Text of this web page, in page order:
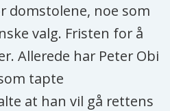
domstolene, noe som
valg. Fristen for å
Allerede har Peter Obi
tapte
at han vil gå rettens